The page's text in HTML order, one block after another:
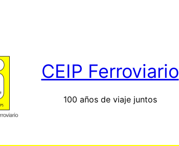
CEIP Ferroviario
100 años de viaje juntos